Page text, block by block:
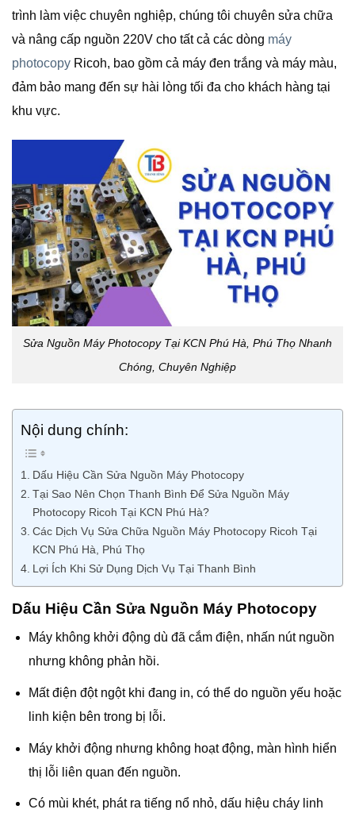
trình làm việc chuyên nghiệp, chúng tôi chuyên sửa chữa
và nâng cấp nguồn 220V cho tất cả các dòng máy
photocopy Ricoh, bao gồm cả máy đen trắng và máy màu,
đảm bảo mang đến sự hài lòng tối đa cho khách hàng tại
khu vực.
Sửa Nguồn Máy Photocopy Tại KCN Phú Hà, Phú Thọ Nhanh
Chóng, Chuyên Nghiệp
Nội dung chính:
Dấu Hiệu Cần Sửa Nguồn Máy Photocopy
Tại Sao Nên Chọn Thanh Bình Để Sửa Nguồn Máy
Photocopy Ricoh Tại KCN Phú Hà?
Các Dịch Vụ Sửa Chữa Nguồn Máy Photocopy Ricoh Tại
KCN Phú Hà, Phú Thọ
Lợi Ích Khi Sử Dụng Dịch Vụ Tại Thanh Bình
Dấu Hiệu Cần Sửa Nguồn Máy Photocopy
Máy không khởi động dù đã cắm điện, nhấn nút nguồn
nhưng không phản hồi.
Mất điện đột ngột khi đang in, có thể do nguồn yếu hoặc
linh kiện bên trong bị lỗi.
Máy khởi động nhưng không hoạt động, màn hình hiển
thị lỗi liên quan đến nguồn.
Có mùi khét, phát ra tiếng nổ nhỏ, dấu hiệu cháy linh